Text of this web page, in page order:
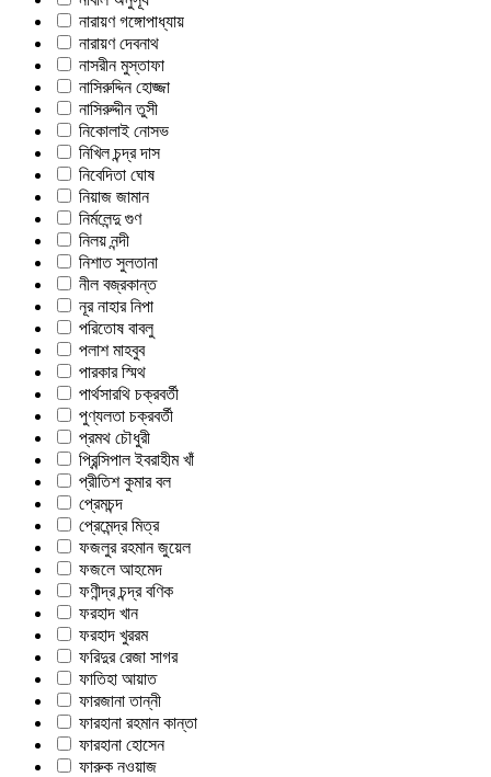
নারায়ণ গঙ্গোপাধ্যায়
নারায়ণ দেবনাথ
নাসরীন মুস্তাফা
নাসিরুদ্দিন হোজ্জা
নাসিরুদ্দীন তুসী
নিকোলাই নোসভ
নিখিল চন্দ্র দাস
নিবেদিতা ঘোষ
নিয়াজ জামান
নির্মলেন্দু গুণ
নিলয় নন্দী
নিশাত সুলতানা
নীল বজ্রকান্ত
নূর নাহার নিপা
পরিতোষ বাবলু
পলাশ মাহবুব
পারকার স্মিথ
পার্থসারথি চক্রবর্তী
পুণ্যলতা চক্রবর্তী
প্রমথ চৌধুরী
প্রিন্সিপাল ইবরাহীম খাঁ
প্রীতিশ কুমার বল
প্রেমচন্দ
প্রেমেন্দ্র মিত্র
ফজলুর রহমান জুয়েল
ফজলে আহমেদ
ফণীন্দ্র চন্দ্র বণিক
ফরহাদ খান
ফরহাদ খুররম
ফরিদুর রেজা সাগর
ফাতিহা আয়াত
ফারজানা তান্নী
ফারহানা রহমান কান্তা
ফারহানা হোসেন
ফারুক নওয়াজ